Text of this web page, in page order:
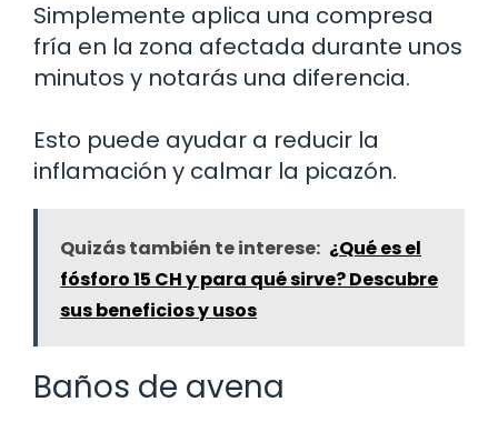
Simplemente aplica una compresa
fría en la zona afectada durante unos
minutos y notarás una diferencia.
Esto puede ayudar a reducir la
inflamación y calmar la picazón.
Quizás también te interese: ¿Qué es el
fósforo 15 CH y para qué sirve? Descubre
sus beneficios y usos
Baños de avena